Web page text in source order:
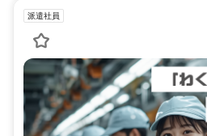
派遣社員